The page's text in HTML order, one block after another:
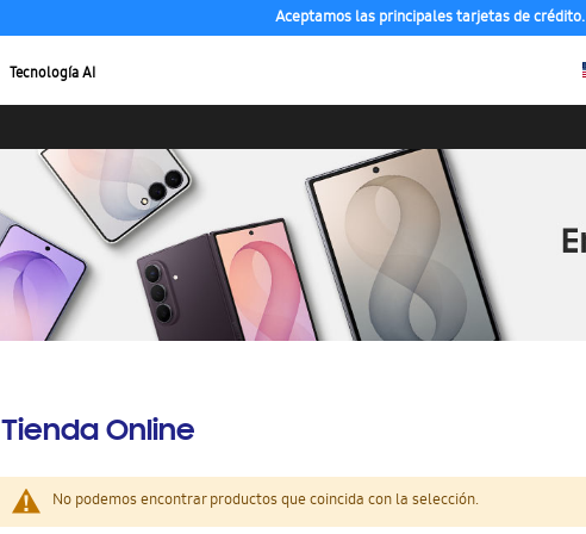
Aceptamos las principales tarjetas de crédito.
Tecnología AI
Tienda Online
No podemos encontrar productos que coincida con la selección.